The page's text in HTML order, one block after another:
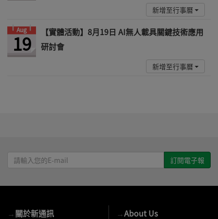
新增至行事曆
Aug
19
【實體活動】8月19日 AI無人載具關鍵技術應用
研討會
新增至行事曆
請
輸
E-
→關於新通訊 →About Us